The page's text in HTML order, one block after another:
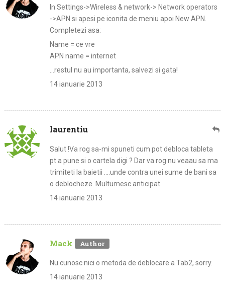
In Settings->Wireless & network-> Network operators
->APN si apesi pe iconita de meniu apoi New APN.
Completezi asa:
Name = ce vre
APN name = internet
…restul nu au importanta, salvezi si gata!
14 ianuarie 2013
laurentiu
Salut !Va rog sa-mi spuneti cum pot debloca tableta
pt a pune si o cartela digi ? Dar va rog nu veaau sa ma
trimiteti la baietii ….unde contra unei sume de bani sa
o deblocheze. Multumesc anticipat
14 ianuarie 2013
Mack
Nu cunosc nici o metoda de deblocare a Tab2, sorry.
14 ianuarie 2013